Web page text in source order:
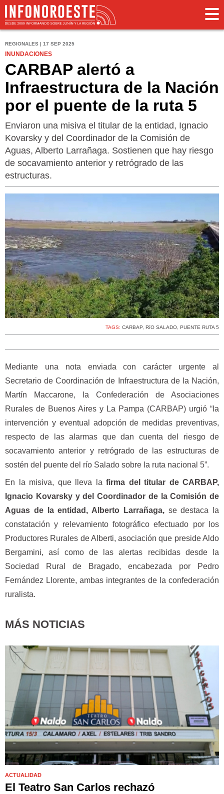
REGIONALES | 17 SEP 2025
INUNDACIONES
CARBAP alertó a
Infraestructura de la Nación
por el puente de la ruta 5
Enviaron una misiva el titular de la entidad, Ignacio
Kovarsky y del Coordinador de la Comisión de
Aguas, Alberto Larrañaga. Sostienen que hay riesgo
de socavamiento anterior y retrógrado de las
estructuras.
TAGS: CARBAP, RíO SALADO, PUENTE RUTA 5
Mediante una nota enviada con carácter urgente al
Secretario de Coordinación de Infraestructura de la Nación,
Martín Maccarone, la Confederación de Asociaciones
Rurales de Buenos Aires y La Pampa (CARBAP) urgió “la
intervención y eventual adopción de medidas preventivas,
respecto de las alarmas que dan cuenta del riesgo de
socavamiento anterior y retrógrado de las estructuras de
sostén del puente del río Salado sobre la ruta nacional 5”.
En la misiva, que lleva la firma del titular de CARBAP,
Ignacio Kovarsky y del Coordinador de la Comisión de
Aguas de la entidad, Alberto Larrañaga,se destaca la
constatación y relevamiento fotográfico efectuado por los
Productores Rurales de Alberti, asociación que preside Aldo
Bergamini, así como de las alertas recibidas desde la
Sociedad Rural de Bragado, encabezada por Pedro
Fernández Llorente, ambas integrantes de la confederación
ruralista.
MÁS NOTICIAS
ACTUALIDAD
El Teatro San Carlos rechazó